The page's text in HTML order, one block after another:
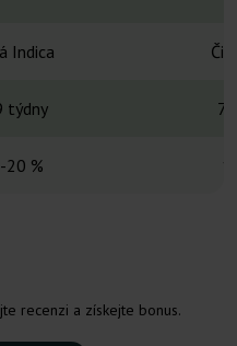
Indica
týdny 7-
20 %
recenzi a získejte bonus.